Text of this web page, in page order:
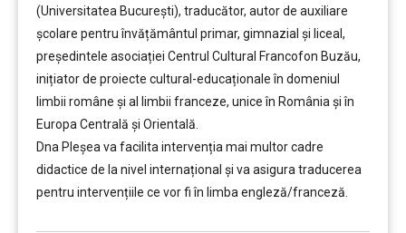
(Universitatea București), traducător, autor de auxiliare
școlare pentru învățământul primar, gimnazial și liceal,
președintele asociației Centrul Cultural Francofon Buzău,
inițiator de proiecte cultural-educaționale în domeniul
limbii române și al limbii franceze, unice în România și în
Europa Centrală și Orientală.
Dna Pleșea va facilita intervenția mai multor cadre
didactice de la nivel internațional și va asigura traducerea
pentru intervențiile ce vor fi în limba engleză/franceză.